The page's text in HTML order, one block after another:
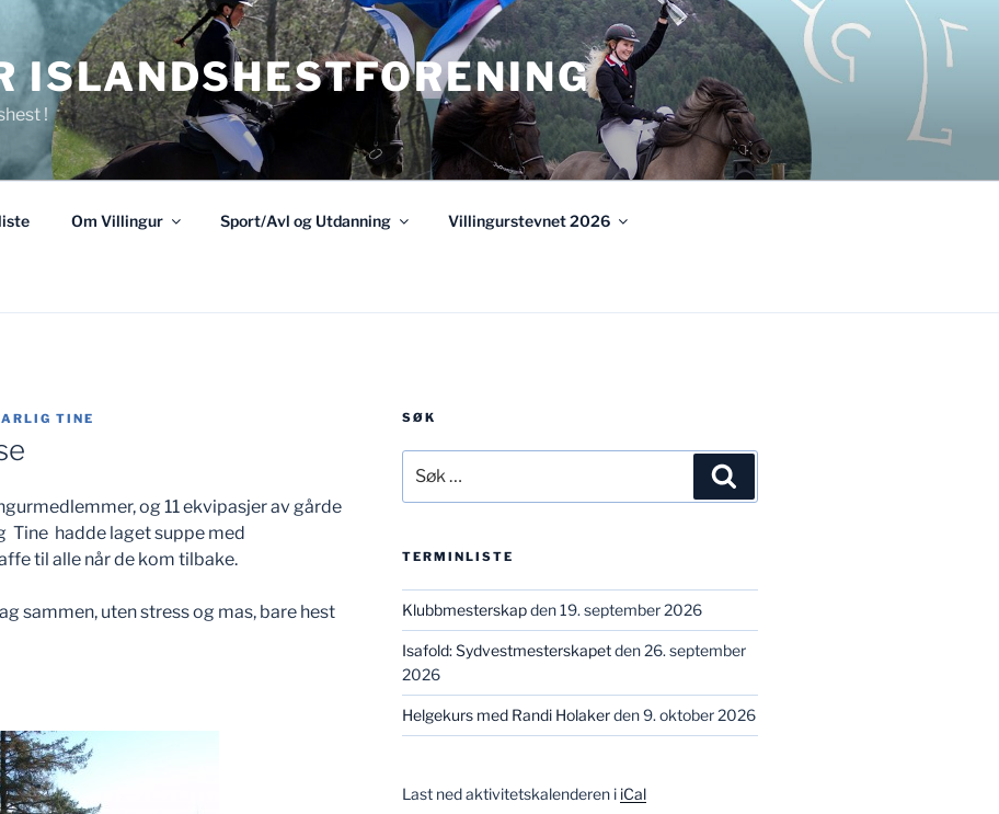
ISLANDSHESTFORENING
!
Om Villingur Sport/Avl og Utdanning Villingurstevnet 2026
TINE
og 11 ekvipasjer av gårde
Tine hadde laget suppe med
til alle når de kom tilbake.
sammen, uten stress og mas, bare hest
SØK
etter:
TERMINLISTE
Klubbmesterskapden 19. september 2026
Isafold: Sydvestmesterskapetden 26. september
2026
Helgekurs med Randi Holakerden 9. oktober 2026
Last ned aktivitetskalenderen i iCal